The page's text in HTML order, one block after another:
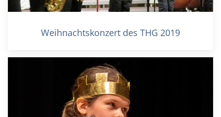
Weihnachtskonzert des THG 2019